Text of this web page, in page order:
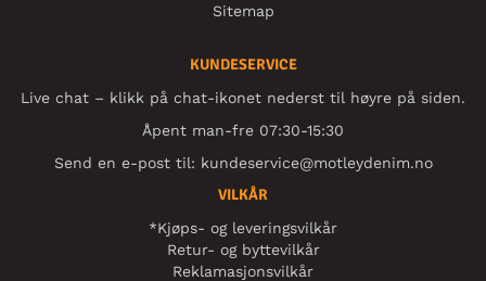
Sitemap
KUNDESERVICE
Live chat – klikk på chat-ikonet nederst til høyre på siden.
Åpent man-fre 07:30-15:30
Send en e-post til: kundeservice@motleydenim.no
VILKÅR
*Kjøps- og leveringsvilkår
Retur- og byttevilkår
Reklamasjonsvilkår